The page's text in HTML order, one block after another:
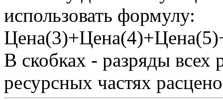
использовать формулу:
В скобках - разряды всех
ресурсных частях